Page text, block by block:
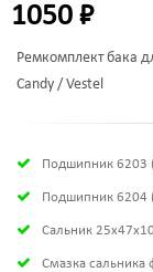
1050 ₽
Ремкомплект бака
Candy / Vestel
Подшипник 6203
Подшипник 6204
Сальник 25x47x10
Смазка сальника